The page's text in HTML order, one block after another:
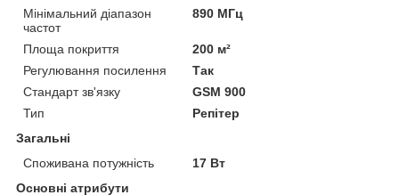
Мінімальний діапазон
частот
890 МГц
Площа покриття
200 м²
Регулювання посилення
Так
Стандарт зв'язку
GSM 900
Тип
Репітер
Загальні
Споживана потужність
17 Вт
Основні атрибути